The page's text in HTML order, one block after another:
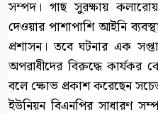
সম্পদ। গাছ সুরক্ষায়
দেওয়ার পাশাপাশি আইনি
প্রশাসন। তবে ঘটনার এক
অপরাধীদের বিরুদ্ধে কার্যকর
বলে ক্ষোভ প্রকাশ করেছেন
ইউনিয়ন বিএনপির সাধারণ